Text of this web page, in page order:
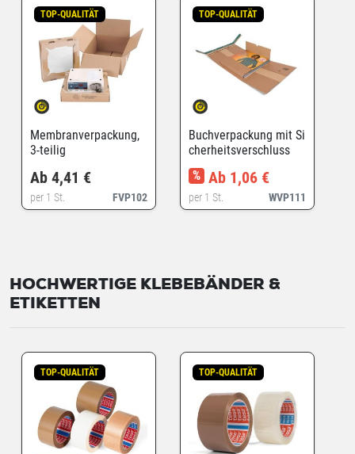
TOP-QUALITÄT
Membranverpackung,
3-teilig
FVP102
Ab 4,41 €
per 1 St.
TOP-QUALITÄT
Buchverpackung mit Si
cherheitsverschluss
WVP111
% Ab 1,06 €
per 1 St.
HOCHWERTIGE KLEBEBÄNDER &
ETIKETTEN
TOP-QUALITÄT TOP-QUALITÄT